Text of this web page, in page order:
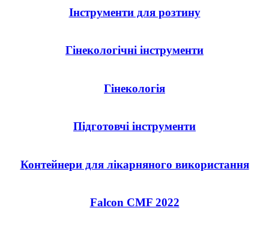
Інструменти для розтину
Гінекологічні інструменти
Гінекологія
Підготовчі інструменти
Контейнери для лікарняного використання
Falcon CMF 2022